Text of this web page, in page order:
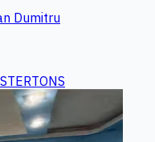
Dumitru